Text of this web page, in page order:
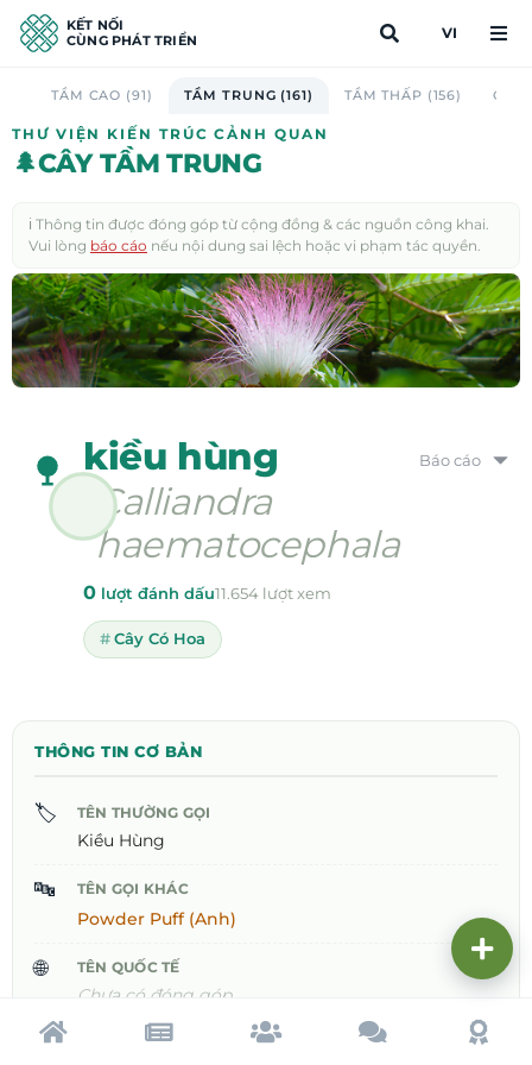
KẾT NỐI
CÙNG PHÁT TRIỂN
VI
TẦM CAO (91) TẦM TRUNG (161) TẦM THẤP (156) CAU
THƯ VIỆN KIẾN TRÚC CẢNH QUAN
🌲CÂY TẦM TRUNG
ℹ️ Thông tin được đóng góp từ cộng đồng & các nguồn công khai.
Vui lòng báo cáo nếu nội dung sai lệch hoặc vi phạm tác quyền.
kiều hùng
Calliandra
haematocephala
0 lượt đánh dấu11.654 lượt xem
Cây Có Hoa
Báo cáo
THÔNG TIN CƠ BẢN
🏷️ TÊN THƯỜNG GỌI
Kiều Hùng
🔤 TÊN GỌI KHÁC
Powder Puff (Anh)
🌐 TÊN QUỐC TẾ
Chưa có đóng góp
🔬 TÊN KHOA HỌC
Trang chủ Tạp chí Cộng đồng Cố vấn Dấu